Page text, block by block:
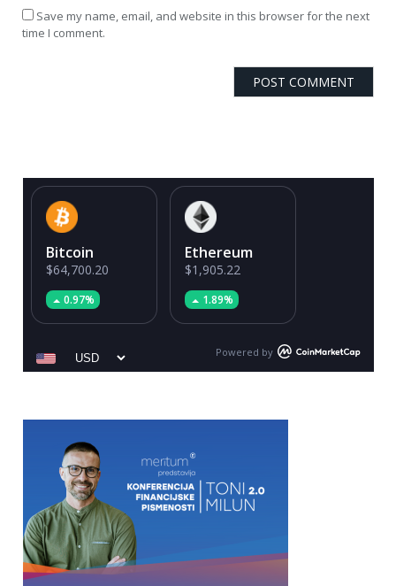
Save my name, email, and website in this browser for the next
time I comment.
Bitcoin
$64,700.20
0.97%
Ethereum
$1,905.22
1.89%
Powered by